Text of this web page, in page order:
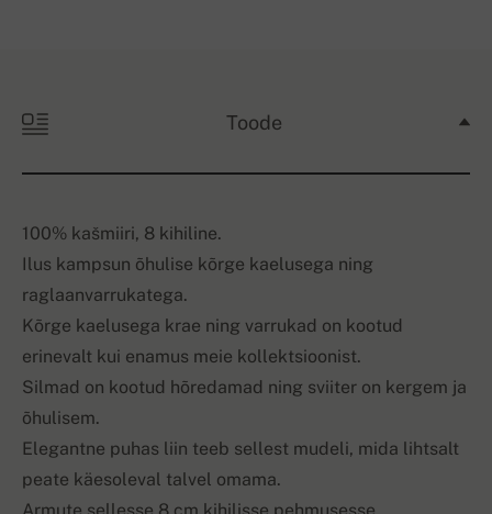
Toode
100% kašmiiri, 8 kihiline.
Ilus kampsun õhulise kõrge kaelusega ning
raglaanvarrukatega.
Kõrge kaelusega krae ning varrukad on kootud
erinevalt kui enamus meie kollektsioonist.
Silmad on kootud hõredamad ning sviiter on kergem ja
õhulisem.
Elegantne puhas liin teeb sellest mudeli, mida lihtsalt
peate käesoleval talvel omama.